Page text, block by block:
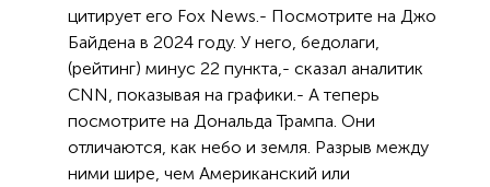
цитирует его Fox News.- Посмотрите на Джо
Байдена в 2024 году. У него, бедолаги,
(рейтинг) минус 22 пункта,- сказал аналитик
CNN, показывая на графики.- А теперь
посмотрите на Дональда Трампа. Они
отличаются, как небо и земля. Разрыв между
ними шире, чем Американский или